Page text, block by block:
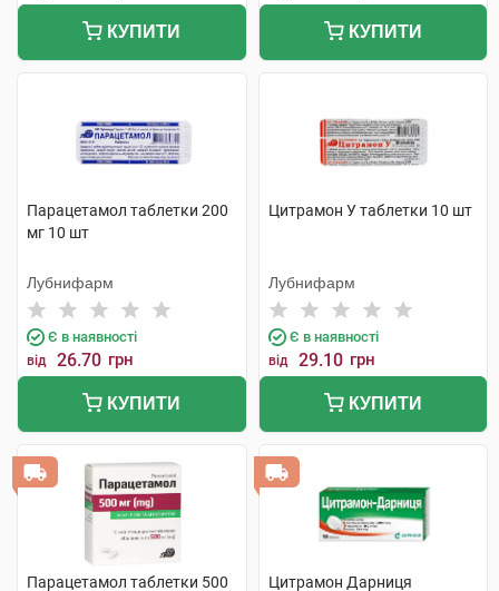
КУПИТИ КУПИТИ
Парацетамол таблетки 200
мг 10 шт
Лубнифарм
Є в наявності
від 26.70 грн
КУПИТИ
Цитрамон У таблетки 10 шт
Лубнифарм
Є в наявності
від 29.10 грн
КУПИТИ
Парацетамол таблетки 500 Цитрамон Дарниця